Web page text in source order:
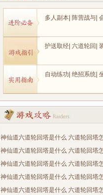
多人副本 阵营战与
护送取经 六道轮回
自动练功 绝招系统
神仙道六道轮回塔是什么 六道轮回塔
神仙道六道轮回塔是什么 六道轮回塔
神仙道六道轮回塔是什么 六道轮回塔
神仙道六道轮回塔是什么 六道轮回塔
神仙道六道轮回塔是什么 六道轮回塔